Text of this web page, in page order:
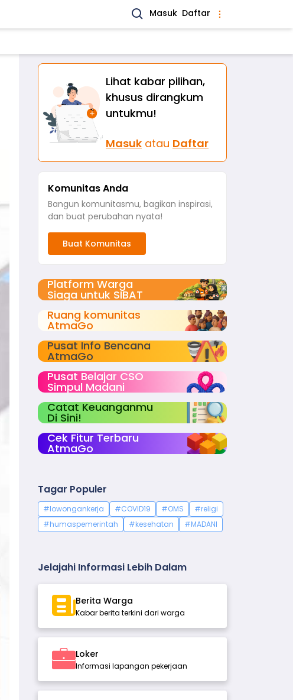
Masuk Daftar
Lihat kabar pilihan,
khusus dirangkum
untukmu!
Masuk atau Daftar
Komunitas Anda
Bangun komunitasmu, bagikan inspirasi,
dan buat perubahan nyata!
Buat Komunitas
Platform Warga
Siaga untuk SIBAT
Ruang komunitas
AtmaGo
Pusat Info Bencana
AtmaGo
Pusat Belajar CSO
Simpul Madani
Catat Keuanganmu
Di Sini!
Cek Fitur Terbaru
AtmaGo
Tagar Populer
#lowongankerja #COVID19 #OMS
#religi
#humaspemerintah
#kesehatan #MADANI
Jelajahi Informasi Lebih Dalam
Berita Warga
Kabar berita terkini dari warga
Loker
Informasi lapangan pekerjaan